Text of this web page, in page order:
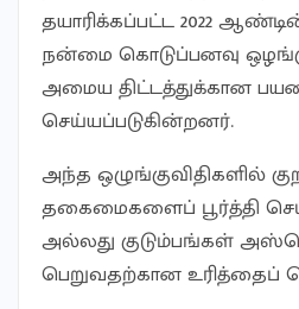
தயாரிக்கப்பட்ட 2022
நன்மை கொடுப்பனவு
அமைய திட்டத்துக்கான
செய்யப்படுகின்றனர்.
அந்த ஒழுங்குவிதிகளில்
தகைமைகளைப் பூர்த்தி
அல்லது குடும்பங்கள்
பெறுவதற்கான உரித்தைப்